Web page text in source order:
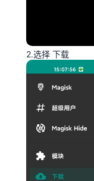
2.选择 下载